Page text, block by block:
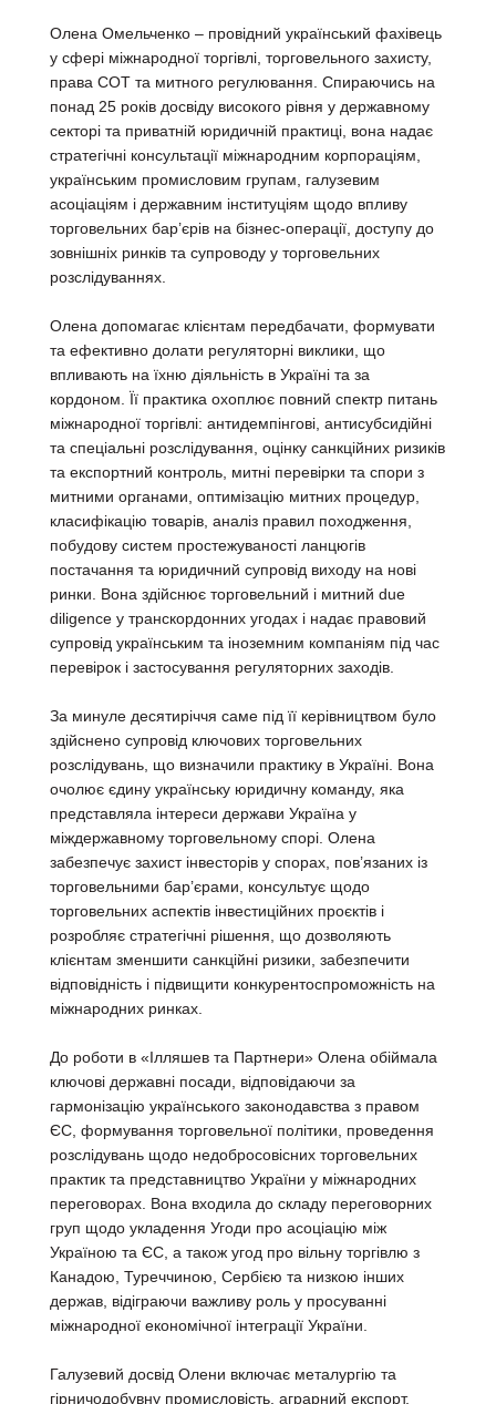
Олена Омельченко – провідний український фахівець
у сфері міжнародної торгівлі, торговельного захисту,
права СОТ та митного регулювання. Спираючись на
понад 25 років досвіду високого рівня у державному
секторі та приватній юридичній практиці, вона надає
стратегічні консультації міжнародним корпораціям,
українським промисловим групам, галузевим
асоціаціям і державним інституціям щодо впливу
торговельних бар’єрів на бізнес-операції, доступу до
зовнішніх ринків та супроводу у торговельних
розслідуваннях.
Олена допомагає клієнтам передбачати, формувати
та ефективно долати регуляторні виклики, що
впливають на їхню діяльність в Україні та за
кордоном. Її практика охоплює повний спектр питань
міжнародної торгівлі: антидемпінгові, антисубсидійні
та спеціальні розслідування, оцінку санкційних ризиків
та експортний контроль, митні перевірки та спори з
митними органами, оптимізацію митних процедур,
класифікацію товарів, аналіз правил походження,
побудову систем простежуваності ланцюгів
постачання та юридичний супровід виходу на нові
ринки. Вона здійснює торговельний і митний due
diligence у транскордонних угодах і надає правовий
супровід українським та іноземним компаніям під час
перевірок і застосування регуляторних заходів.
За минуле десятиріччя саме під її керівництвом було
здійснено супровід ключових торговельних
розслідувань, що визначили практику в Україні. Вона
очолює єдину українську юридичну команду, яка
представляла інтереси держави Україна у
міждержавному торговельному спорі. Олена
забезпечує захист інвесторів у спорах, пов’язаних із
торговельними бар’єрами, консультує щодо
торговельних аспектів інвестиційних проєктів і
розробляє стратегічні рішення, що дозволяють
клієнтам зменшити санкційні ризики, забезпечити
відповідність і підвищити конкурентоспроможність на
міжнародних ринках.
До роботи в «Ілляшев та Партнери» Олена обіймала
ключові державні посади, відповідаючи за
гармонізацію українського законодавства з правом
ЄС, формування торговельної політики, проведення
розслідувань щодо недобросовісних торговельних
практик та представництво України у міжнародних
переговорах. Вона входила до складу переговорних
груп щодо укладення Угоди про асоціацію між
Україною та ЄС, а також угод про вільну торгівлю з
Канадою, Туреччиною, Сербією та низкою інших
держав, відіграючи важливу роль у просуванні
міжнародної економічної інтеграції України.
Галузевий досвід Олени включає металургію та
гірничодобувну промисловість, аграрний експорт,